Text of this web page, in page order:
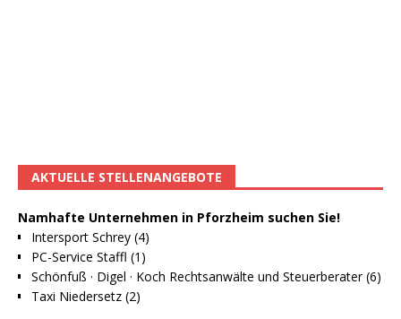
AKTUELLE STELLENANGEBOTE
Namhafte Unternehmen in Pforzheim suchen Sie!
Intersport Schrey (4)
PC-Service Staffl (1)
Schönfuß · Digel · Koch Rechtsanwälte und Steuerberater (6)
Taxi Niedersetz (2)